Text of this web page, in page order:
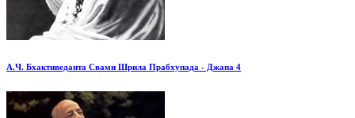
А.Ч. Бхактиведанта Свами Шрила Прабхупада - Джапа 4